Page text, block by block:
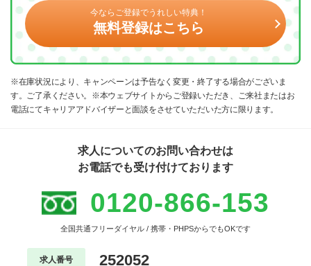
今ならご登録でうれしい特典！
無料登録はこちら
※在庫状況により、キャンペーンは予告なく変更・終了する場合がございま
す。ご了承ください。※本ウェブサイトからご登録いただき、ご来社またはお
電話にてキャリアアドバイザーと面談をさせていただいた方に限ります。
求人についてのお問い合わせは
お電話でも受け付けております
0120-866-153
全国共通フリーダイヤル / 携帯・PHPSからでもOKです
求人番号 252052